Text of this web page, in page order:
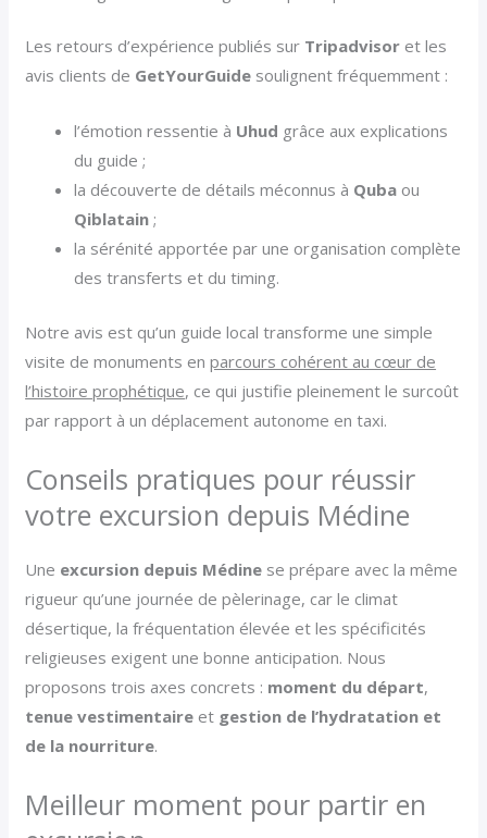
Les retours d’expérience publiés sur Tripadvisor et les
avis clients de GetYourGuide soulignent fréquemment :
l’émotion ressentie à Uhud grâce aux explications
du guide ;
la découverte de détails méconnus à Quba ou
Qiblatain ;
la sérénité apportée par une organisation complète
des transferts et du timing.
Notre avis est qu’un guide local transforme une simple
visite de monuments enparcours cohérent au cœur de
l’histoire prophétique, ce qui justifie pleinement le surcoût
par rapport à un déplacement autonome en taxi.
Conseils pratiques pour réussir
votre excursion depuis Médine
Une excursion depuis Médine se prépare avec la même
rigueur qu’une journée de pèlerinage, car le climat
désertique, la fréquentation élevée et les spécificités
religieuses exigent une bonne anticipation. Nous
proposons trois axes concrets : moment du départ,
tenue vestimentaire et gestion de l’hydratation et
de la nourriture.
Meilleur moment pour partir en